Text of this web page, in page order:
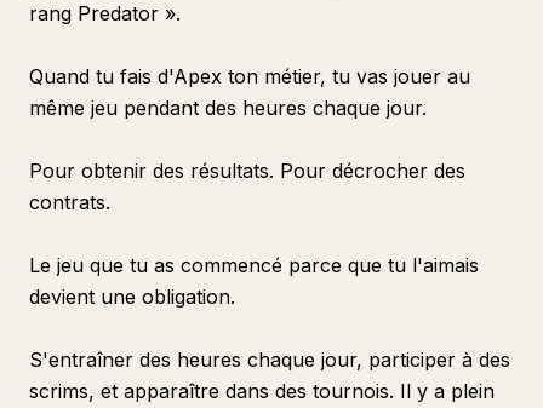
rang Predator ».
Quand tu fais d'Apex ton métier, tu vas jouer au
même jeu pendant des heures chaque jour.
Pour obtenir des résultats. Pour décrocher des
contrats.
Le jeu que tu as commencé parce que tu l'aimais
devient une obligation.
S'entraîner des heures chaque jour, participer à des
scrims, et apparaître dans des tournois. Il y a plein